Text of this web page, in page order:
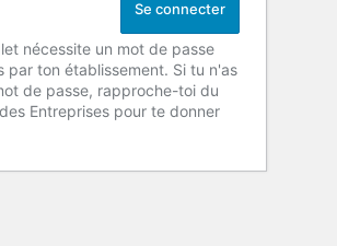
nécessite un mot de passe
par ton établissement. Si tu n'as
de passe, rapproche-toi du
Entreprises pour te donner